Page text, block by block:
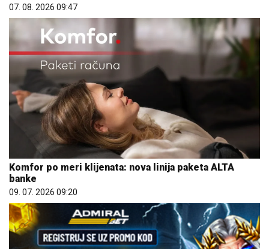
07. 08. 2026 09:47
Komfor po meri klijenata: nova linija paketa ALTA
banke
09. 07. 2026 09:20